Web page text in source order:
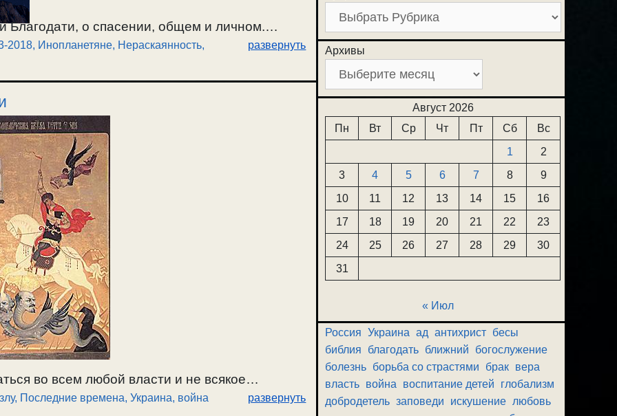
Благодати, о спасении, общем и личном.
и как Его найти. О принятии Таинства и
и вере в Бога. Ангелы и падшие духи, со
усилении злобы и войн. О жестоких
О месте во вселенной и обществе где
– нематериальны. О природе Рая. /
2018, Инопланетяне, Нераскаянность,
развернуть
во всем любой власти и не всякое
в различных обстоятельствах и при
, Последние времена, Украина, война развернуть
Архивы
Август 2026
Пн
Вт Ср Чт Пт Сб
Вс
1
2
3
4 5 6 7 8
9
10
11 12 13 14 15
16
17
18 19 20 21 22
23
24
25 26 27 28 29
30
31
« Июл
Россия Украина ад антихрист бесы
библия
благодать ближний
богослужение
болезнь борьба со страстями брак вера
власть война воспитание детей
глобализм
добродетель заповеди искушение любовь